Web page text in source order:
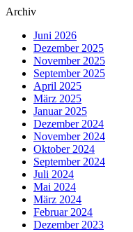
Archiv
Juni 2026
Dezember 2025
November 2025
September 2025
April 2025
März 2025
Januar 2025
Dezember 2024
November 2024
Oktober 2024
September 2024
Juli 2024
Mai 2024
März 2024
Februar 2024
Dezember 2023